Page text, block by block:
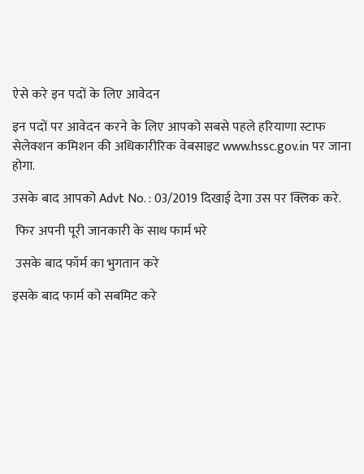
ऐसे करे इन पदों के लिए आवेदन
इन पदों पर आवेदन करने के लिए आपको सबसे पहले हरियाणा स्टाफ
सेलेक्शन कमिशन की अधिकारीरिक वेबसाइट www.hssc.gov.in पर जाना
होगा.
उसके बाद आपको Advt No. : 03/2019 दिखाई देगा उस पर क्लिक करे.
फिर अपनी पूरी जानकारी के साथ फार्म भरे
उसके बाद फॉर्म का भुगतान करे
इसके बाद फार्म को सबमिट करे